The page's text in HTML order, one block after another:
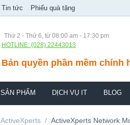
Tin tức Phiếu quà tặng
Thứ 2 - Thứ 6, từ 08:00 am - 17:30 pm
HOTLINE: (028) 22443013
Bản quyền phần mềm chính
SẢN PHẨM DỊCH VỤ IT BLOG
ActiveXperts / ActiveXperts Network